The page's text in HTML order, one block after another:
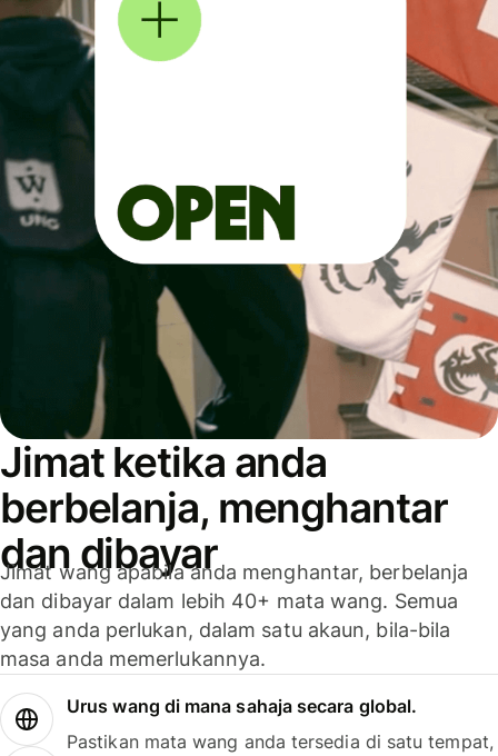
Jimat ketika anda
berbelanja, menghantar
dan dibayar
Jimat wang apabila anda menghantar, berbelanja
dan dibayar dalam lebih 40+ mata wang. Semua
yang anda perlukan, dalam satu akaun, bila-bila
masa anda memerlukannya.
Urus wang di mana sahaja secara global.
Pastikan mata wang anda tersedia di satu tempat,